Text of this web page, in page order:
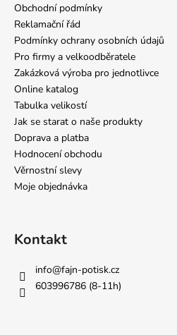
Obchodní podmínky
Reklamační řád
Podmínky ochrany osobních údajů
Pro firmy a velkoodběratele
Zakázková výroba pro jednotlivce
Online katalog
Tabulka velikostí
Jak se starat o naše produkty
Doprava a platba
Hodnocení obchodu
Věrnostní slevy
Moje objednávka
Kontakt
info@fajn-potisk.cz
603996786 (8-11h)